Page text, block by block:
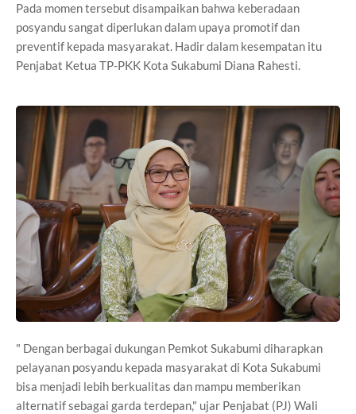
Pada momen tersebut disampaikan bahwa keberadaan
posyandu sangat diperlukan dalam upaya promotif dan
preventif kepada masyarakat. Hadir dalam kesempatan itu
Penjabat Ketua TP-PKK Kota Sukabumi Diana Rahesti.
" Dengan berbagai dukungan Pemkot Sukabumi diharapkan
pelayanan posyandu kepada masyarakat di Kota Sukabumi
bisa menjadi lebih berkualitas dan mampu memberikan
alternatif sebagai garda terdepan," ujar Penjabat (PJ) Wali